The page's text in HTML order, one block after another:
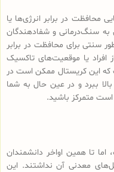
محافظت در برابر انرژی‌ها یا
به سنگ‌درمانی و شفادهندگان
سنتی برای محافظت در برابر
یا موقعیت‌های تاکسیک
که این کریستال ممکن است در
ببرد و در عین حال به شما
است متمرکز باشید.
تا همین اواخر دانشمندان
معدنی آن نداشتند. این